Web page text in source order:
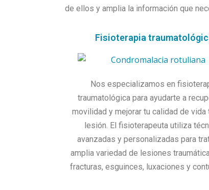
de ellos y amplia la información que
Fisioterapia
Nos especializamos en
traumatológica para ayudarte a
movilidad y mejorar tu calidad de vida
lesión. El fisioterapeuta utiliza
avanzadas y personalizadas para
amplia variedad de lesiones
fracturas, esguinces, luxaciones y